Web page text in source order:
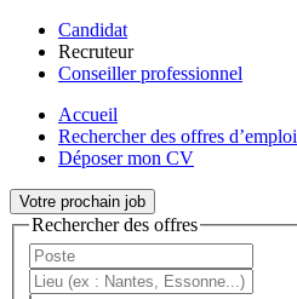
Candidat
Recruteur
Conseiller professionnel
Accueil
Rechercher des offres d’emploi
Déposer mon CV
Votre prochain job
Rechercher des offres